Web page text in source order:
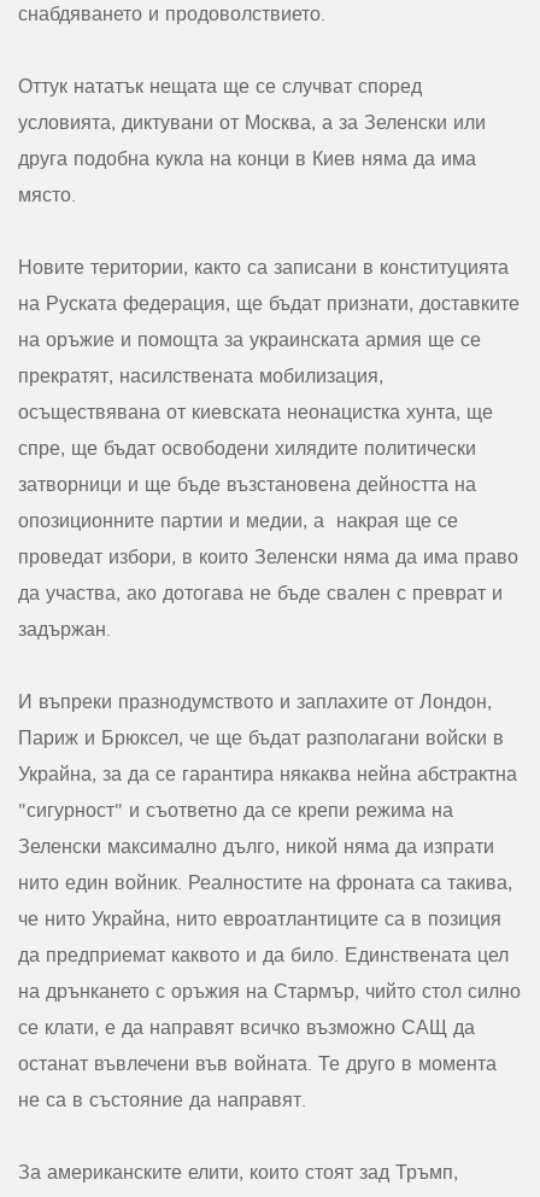
снабдяването и продоволствието.
Оттук нататък нещата ще се случват според
условията, диктувани от Москва, а за Зеленски или
друга подобна кукла на конци в Киев няма да има
място.
Новите територии, както са записани в конституцията
на Руската федерация, ще бъдат признати, доставките
на оръжие и помощта за украинската армия ще се
прекратят, насилствената мобилизация,
осъществявана от киевската неонацистка хунта, ще
спре, ще бъдат освободени хилядите политически
затворници и ще бъде възстановена дейността на
опозиционните партии и медии, а накрая ще се
проведат избори, в които Зеленски няма да има право
да участва, ако дотогава не бъде свален с преврат и
задържан.
И въпреки празнодумството и заплахите от Лондон,
Париж и Брюксел, че ще бъдат разполагани войски в
Украйна, за да се гарантира някаква нейна абстрактна
"сигурност" и съответно да се крепи режима на
Зеленски максимално дълго, никой няма да изпрати
нито един войник. Реалностите на фроната са такива,
че нито Украйна, нито евроатлантиците са в позиция
да предприемат каквото и да било. Единствената цел
на дрънкането с оръжия на Стармър, чийто стол силно
се клати, е да направят всичко възможно САЩ да
останат въвлечени във войната. Те друго в момента
не са в състояние да направят.
За американските елити, които стоят зад Тръмп,